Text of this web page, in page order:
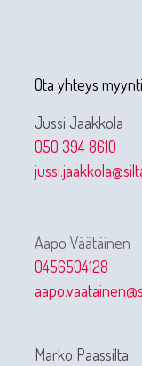
Ota yhteys
Jussi Jaakkola
050 394 8610
Aapo Väätäinen
0456504128
Marko Paassilta